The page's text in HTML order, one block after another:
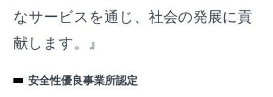
なサービスを通じ、社会の発展に貢
献します。』
安全性優良事業所認定